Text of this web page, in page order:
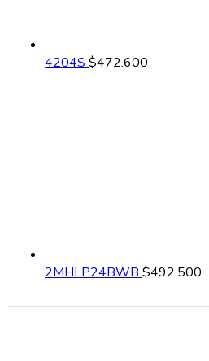
4204S $472.600
2MHLP24BWB $492.500